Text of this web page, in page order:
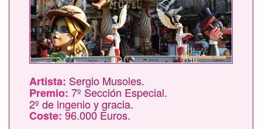
Artista: Sergio Musoles.
Premio: 7º Sección Especial.
2º de ingenio y gracia.
Coste: 96.000 Euros.